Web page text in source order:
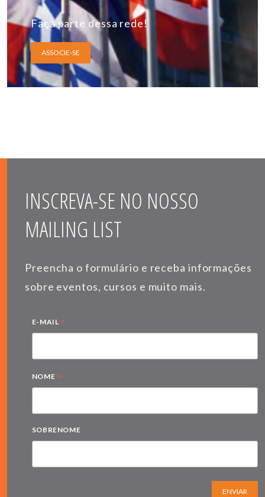
Faça parte dessa rede!
ASSOCIE-SE
INSCREVA-SE NO NOSSO
MAILING LIST
Preencha o formulário e receba informações
sobre eventos, cursos e muito mais.
E-MAIL *
NOME *
SOBRENOME
ENVIAR